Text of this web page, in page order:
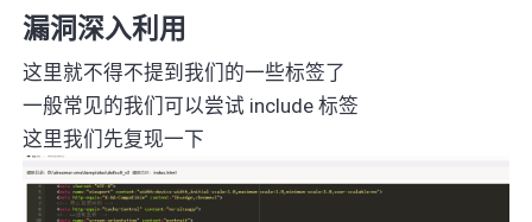
漏洞深入利用
这里就不得不提到我们的一些标签了
一般常见的我们可以尝试 include 标签
这里我们先复现一下